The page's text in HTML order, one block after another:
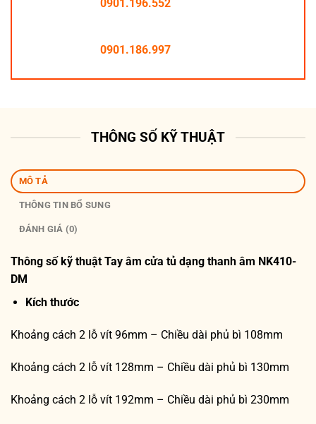
0901.196.552
0901.186.997
THÔNG SỐ KỸ THUẬT
MÔ TẢ
THÔNG TIN BỔ SUNG
ĐÁNH GIÁ (0)
Thông số kỹ thuật Tay âm cửa tủ dạng thanh âm NK410-
DM
Kích thước
Khoảng cách 2 lỗ vít 96mm – Chiều dài phủ bì 108mm
Khoảng cách 2 lỗ vít 128mm – Chiều dài phủ bì 130mm
Khoảng cách 2 lỗ vít 192mm – Chiều dài phủ bì 230mm